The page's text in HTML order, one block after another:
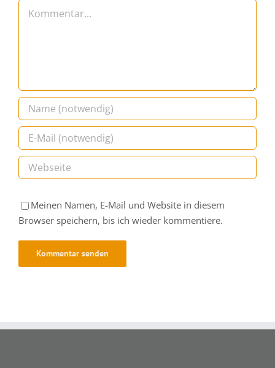
Hinterlasse einen Kommentar
Browser speichern, bis ich wieder kommentiere.